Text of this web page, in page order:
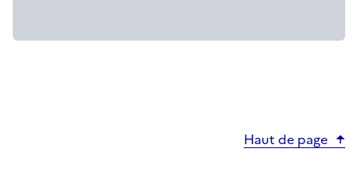
Haut de page